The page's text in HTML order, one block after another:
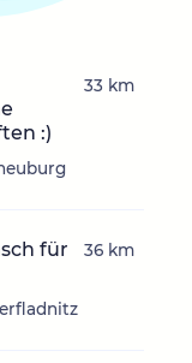
:)
33 km
für
36 km